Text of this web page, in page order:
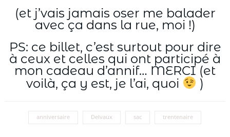
(et j’vais jamais oser me balader
avec ça dans la rue, moi !)
PS: ce billet, c’est surtout pour dire
à ceux et celles qui ont participé à
mon cadeau d’annif… MERCI (et
voilà, ça y est, je l’ai, quoi
)
anniversaire Delvaux sac trentenaire